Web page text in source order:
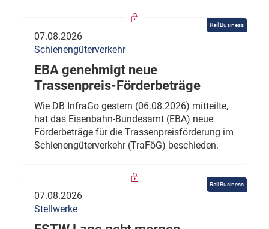
Rail Business
07.08.2026
Schienengüterverkehr
EBA genehmigt neue
Trassenpreis-Förderbeträge
Wie DB InfraGo gestern (06.08.2026) mitteilte,
hat das Eisenbahn-Bundesamt (EBA) neue
Förderbeträge für die Trassenpreisförderung im
Schienengüterverkehr (TraFöG) beschieden.
Rail Business
07.08.2026
Stellwerke